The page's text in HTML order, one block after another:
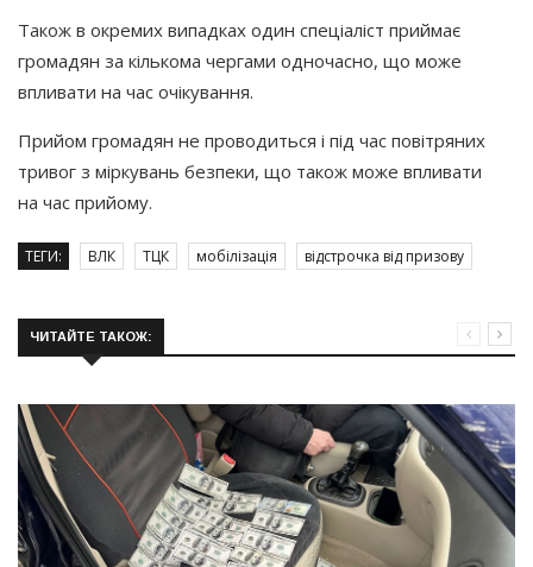
Також в окремих випадках один спеціаліст приймає
громадян за кількома чергами одночасно, що може
впливати на час очікування.
Прийом громадян не проводиться і під час повітряних
тривог з міркувань безпеки, що також може впливати
на час прийому.
ТЕГИ: ВЛК ТЦК мобілізація відстрочка від призову
ЧИТАЙТЕ ТАКОЖ: